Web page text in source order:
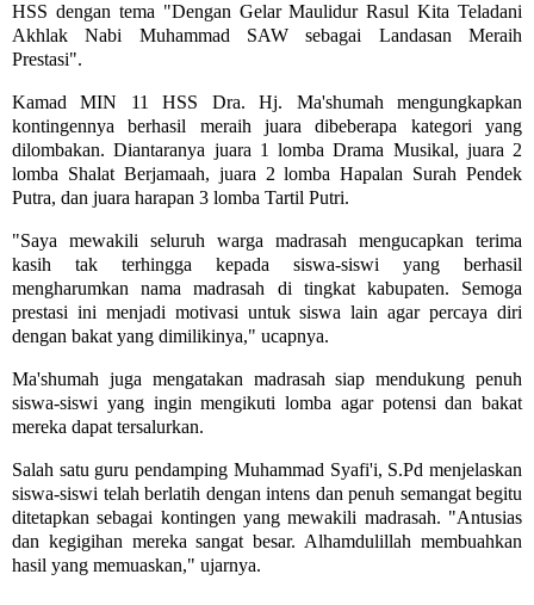
HSS dengan tema "Dengan Gelar Maulidur Rasul Kita Teladani
Akhlak Nabi Muhammad SAW sebagai Landasan Meraih
Prestasi".
Kamad MIN 11 HSS Dra. Hj. Ma'shumah mengungkapkan
kontingennya berhasil meraih juara dibeberapa kategori yang
dilombakan. Diantaranya juara 1 lomba Drama Musikal, juara 2
lomba Shalat Berjamaah, juara 2 lomba Hapalan Surah Pendek
Putra, dan juara harapan 3 lomba Tartil Putri.
"Saya mewakili seluruh warga madrasah mengucapkan terima
kasih tak terhingga kepada siswa-siswi yang berhasil
mengharumkan nama madrasah di tingkat kabupaten. Semoga
prestasi ini menjadi motivasi untuk siswa lain agar percaya diri
dengan bakat yang dimilikinya," ucapnya.
Ma'shumah juga mengatakan madrasah siap mendukung penuh
siswa-siswi yang ingin mengikuti lomba agar potensi dan bakat
mereka dapat tersalurkan.
Salah satu guru pendamping Muhammad Syafi'i, S.Pd menjelaskan
siswa-siswi telah berlatih dengan intens dan penuh semangat begitu
ditetapkan sebagai kontingen yang mewakili madrasah. "Antusias
dan kegigihan mereka sangat besar. Alhamdulillah membuahkan
hasil yang memuaskan," ujarnya.